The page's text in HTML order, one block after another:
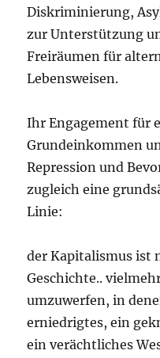
Diskriminierung,
zur Unterstützung
Freiräumen für
Lebensweisen.
Ihr Engagement für
Grundeinkommen
Repression und
zugleich eine
Linie:
der Kapitalismus ist
Geschichte..
umzuwerfen, in
erniedrigtes, ein
ein verächtliches